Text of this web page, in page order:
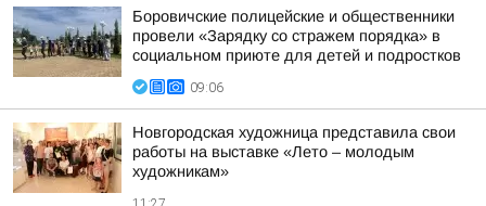
Боровичские полицейские и общественники
провели «Зарядку со стражем порядка» в
социальном приюте для детей и подростков
09:06
Новгородская художница представила свои
работы на выставке «Лето – молодым
художникам»